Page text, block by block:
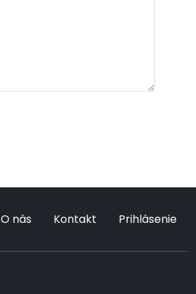
O nás Kontakt Prihlásenie